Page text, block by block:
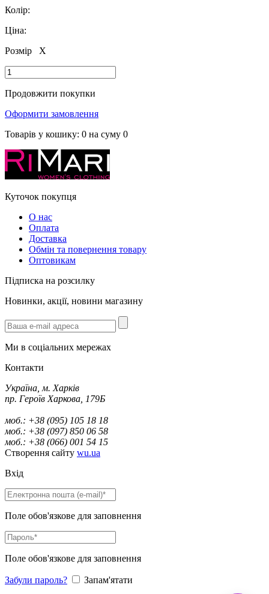
Колір:
Ціна:
Розмір
X
Продовжити покупки
Оформити замовлення
Товарів у кошику: 0 на суму 0
Куточок покупця
О нас
Оплата
Доставка
Обмін та повернення товару
Оптовикам
Підписка на розсилку
Новинки, акції, новини магазину
Ми в соціальних мережах
Контакти
Україна, м. Харків
пр. Героїв Харкова, 179Б
моб.: +38 (095) 105 18 18
моб.: +38 (097) 850 06 58
моб.: +38 (066) 001 54 15
Створення сайту wu.ua
Вхід
Поле обов'язкове для заповнення
Поле обов'язкове для заповнення
Забули пароль? Запам'ятати